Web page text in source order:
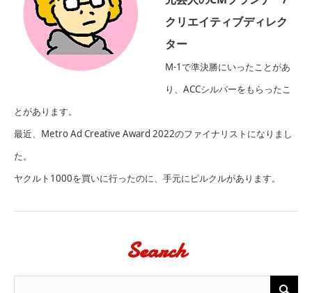
クリエイティブディレク
ター
M-1で準決勝にいったことがあ
り、ACCシルバーをもらったこ
とがあります。
最近、Metro Ad Creative Award 2022のファイナリストになりまし
た。
ヤクルト1000を買いに行ったのに、手元にピルクルがあります。
Search